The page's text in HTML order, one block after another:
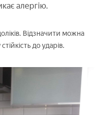
алергію.
Відзначити можна
до ударів.